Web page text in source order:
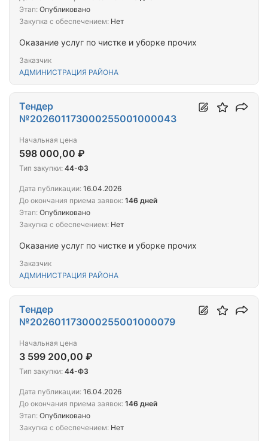
Оказание услуг по чистке и уборке прочих
Заказчик
АДМИНИСТРАЦИЯ РАЙОНА
Этап: Опубликовано
Закупка с обеспечением: Нет
Оказание услуг по чистке и уборке прочих
Заказчик
АДМИНИСТРАЦИЯ РАЙОНА
Тендер
№202601173000255001000043
Начальная цена
598 000,00 ₽
Тип закупки: 44-ФЗ
Дата публикации: 16.04.2026
До окончания приема заявок: 146 дней
Этап: Опубликовано
Закупка с обеспечением: Нет
Тендер
№202601173000255001000079
Начальная цена
3 599 200,00 ₽
Тип закупки: 44-ФЗ
Дата публикации: 16.04.2026
До окончания приема заявок: 146 дней
Этап: Опубликовано
Закупка с обеспечением: Нет